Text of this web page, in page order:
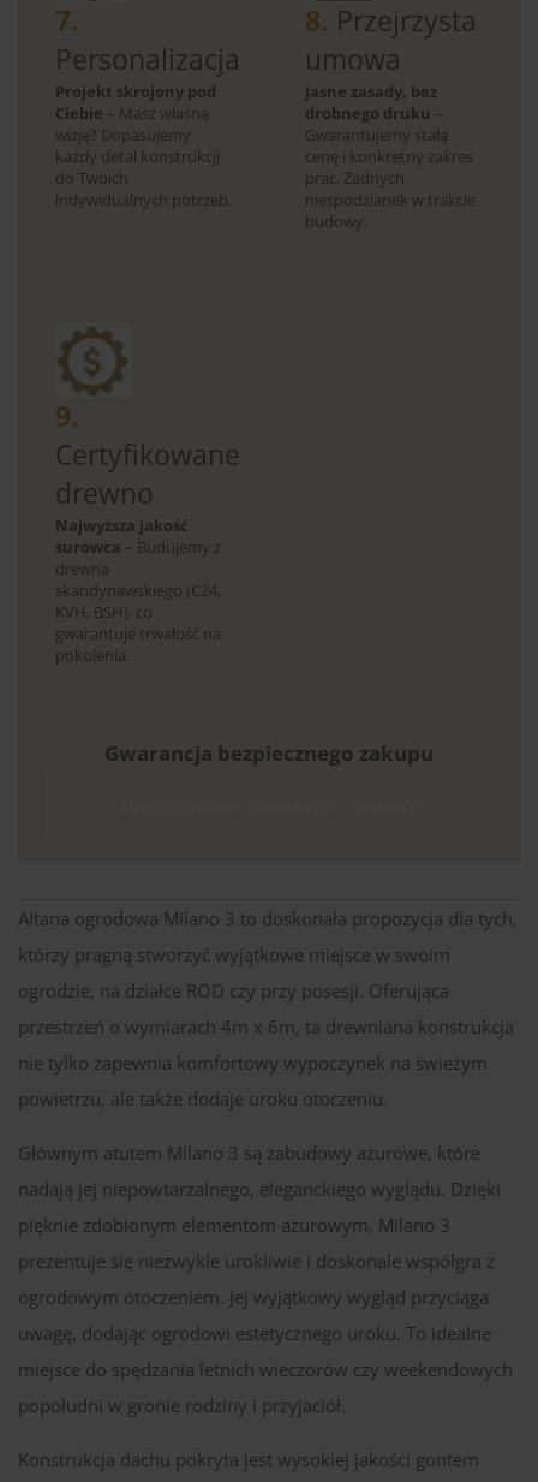
7.
Personalizacja
Projekt skrojony pod
Ciebie – Masz własną
wizję? Dopasujemy
każdy detal konstrukcji
do Twoich
indywidualnych potrzeb.
8. Przejrzysta
umowa
Jasne zasady, bez
drobnego druku –
Gwarantujemy stałą
cenę i konkretny zakres
prac. Żadnych
niespodzianek w trakcie
budowy.
9.
Certyfikowane
drewno
Najwyższa jakość
surowca – Budujemy z
drewna
skandynawskiego (C24,
KVH, BSH), co
gwarantuje trwałość na
pokolenia.
Gwarancja bezpiecznego zakupu
Altana ogrodowa Milano 3 to doskonała propozycja dla tych,
którzy pragną stworzyć wyjątkowe miejsce w swoim
ogrodzie, na działce ROD czy przy posesji. Oferująca
przestrzeń o wymiarach 4m x 6m, ta drewniana konstrukcja
nie tylko zapewnia komfortowy wypoczynek na świeżym
powietrzu, ale także dodaje uroku otoczeniu.
Głównym atutem Milano 3 są zabudowy ażurowe, które
nadają jej niepowtarzalnego, eleganckiego wyglądu. Dzięki
pięknie zdobionym elementom ażurowym, Milano 3
prezentuje się niezwykle urokliwie i doskonale współgra z
ogrodowym otoczeniem. Jej wyjątkowy wygląd przyciąga
uwagę, dodając ogrodowi estetycznego uroku. To idealne
miejsce do spędzania letnich wieczorów czy weekendowych
popołudni w gronie rodziny i przyjaciół.
Konstrukcja dachu pokryta jest wysokiej jakości gontem